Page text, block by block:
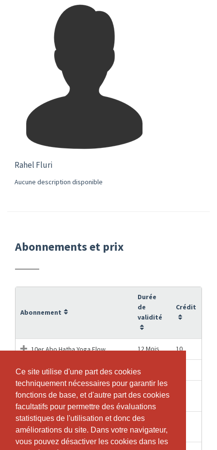
Ce site utilise d'une part des cookies
techniquement nécessaires pour garantir les
fonctions de base, et d'autre part des cookies
facultatifs pour permettre des évaluations
statistiques de l'utilisation et donc des
améliorations du site. Dans votre navigateur,
vous pouvez désactiver les cookies dans les
Ce site utilise d'une part des cookies
techniquement nécessaires pour garantir les
fonctions de base, et d'autre part des cookies
facultatifs pour permettre des évaluations
statistiques de l'utilisation et donc des
améliorations du site. Dans votre navigateur,
vous pouvez désactiver les cookies dans les
Rahel Fluri
Aucune description disponible
Abonnements et prix
Abonnement
Durée
de
validité
Crédit
10er Abo Hatha Yoga Flow 12 Mois 10
5er Abo Privat Yoga 5 Mois
Buchung für ✨Yoga & Meditation
zu den Rauhnächten ✨
1 Jours
Hatha Yoga Flow Einzellektion
1
Semaines